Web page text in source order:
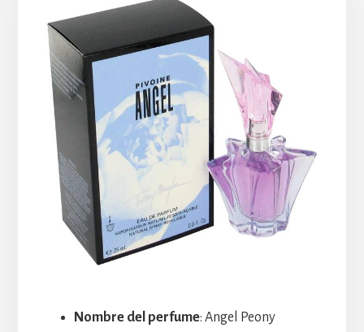
Nombre del perfume: Angel Peony